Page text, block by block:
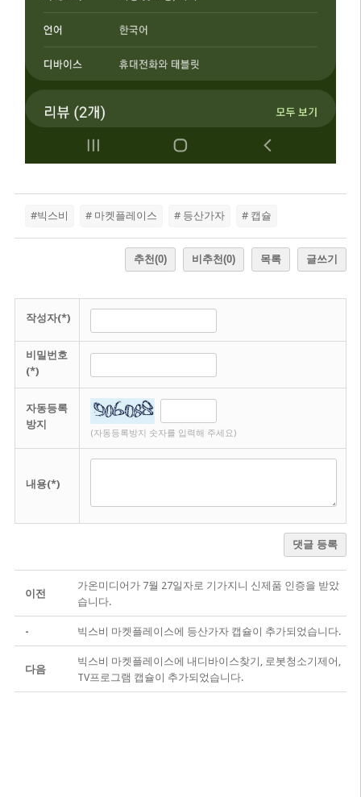
#빅스비 # 마켓플레이스 # 등산가자 # 캡슐
추천(0) 비추천(0) 목록 글쓰기
작성자(*)
비밀번호
(*)
자동등록
방지
(자동등록방지 숫자를 입력해 주세요)
내용(*)
댓글 등록
이전
가온미디어가 7월 27일자로 기가지니 신제품 인증을 받았
습니다.
- 빅스비 마켓플레이스에 등산가자 캡슐이 추가되었습니다.
다음
빅스비 마켓플레이스에 내디바이스찾기, 로봇청소기제어,
TV프로그램 캡슐이 추가되었습니다.